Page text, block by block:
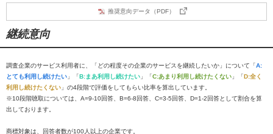
推奨意向データ（PDF）
継続意向
調査企業のサービス利用者に、「どの程度その企業のサービスを継続したいか」について「A:
とても利用し続けたい 」「B:まあ利用し続けたい 」「C:あまり利用し続けたくない 」「D:全く
利用し続けたくない 」の4段階で評価をしてもらい比率を算出しています。
※10段階聴取については、A=9-10回答、B=6-8回答、C=3-5回答、D=1-2回答として割合を算
出しております。
商標対象は、回答者数が100人以上の企業です。